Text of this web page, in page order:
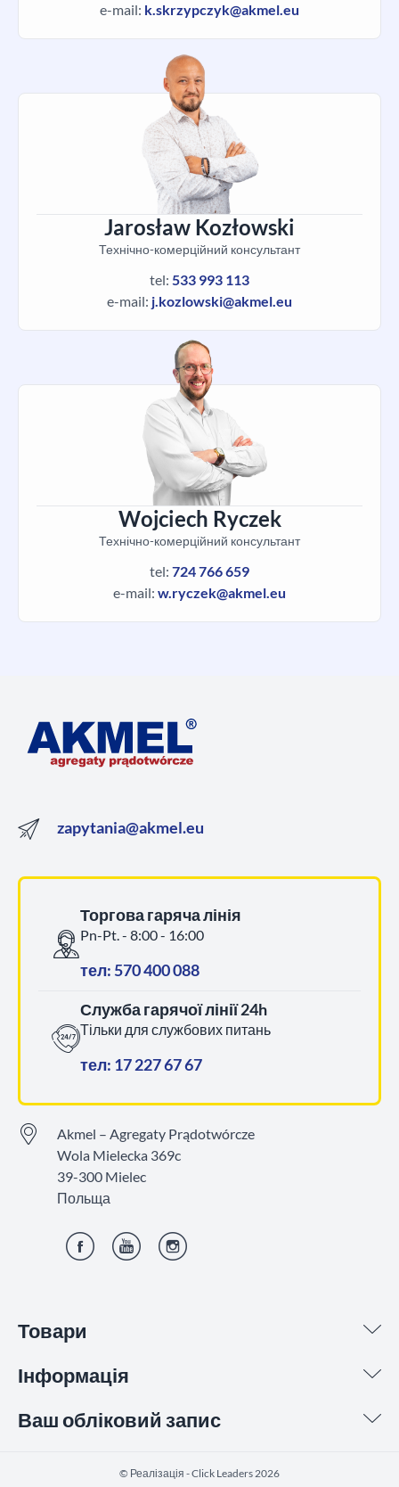
e-mail: k.skrzypczyk@akmel.eu
Jarosław Kozłowski
Технічно-комерційний консультант
tel: 533 993 113
e-mail: j.kozlowski@akmel.eu
Wojciech Ryczek
Технічно-комерційний консультант
tel: 724 766 659
e-mail: w.ryczek@akmel.eu
Товари
Інформація
Ваш обліковий запис
zapytania@akmel.eu
Торгова гаряча лінія
Pn-Pt. - 8:00 - 16:00
тел: 570 400 088
Служба гарячої лінії 24h
Тільки для службових питань
тел: 17 227 67 67
Akmel – Agregaty Prądotwórcze
Wola Mielecka 369c
39-300 Mielec
Польща
©️ Реалізація - Click Leaders 2026